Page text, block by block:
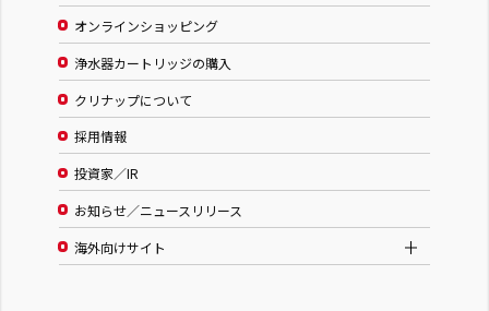
オンラインショッピング
浄水器カートリッジの購入
クリナップについて
採用情報
投資家／IR
お知らせ／ニュースリリース
海外向けサイト